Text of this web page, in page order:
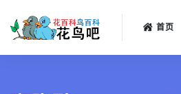
首页